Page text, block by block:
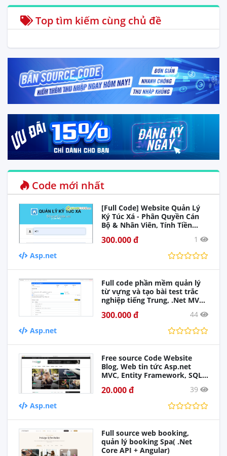
Top tìm kiếm cùng chủ đề
Code mới nhất
[Full Code] Website Quản Lý
Ký Túc Xá - Phân Quyền Cán
Bộ & Nhân Viên, Tính Tiền
300.000 đ
1
Asp.net
Full code phần mềm quản lý
từ vựng và tạo bài test trắc
nghiệp tiếng Trung, .Net MVC
300.000 đ
44
Asp.net
Free source Code Website
Blog, Web tin tức Asp.net
MVC, Entity Framework, SQL
20.000 đ
39
Asp.net
Full source web booking,
quản lý booking Spa( .Net
Core API + Angular)